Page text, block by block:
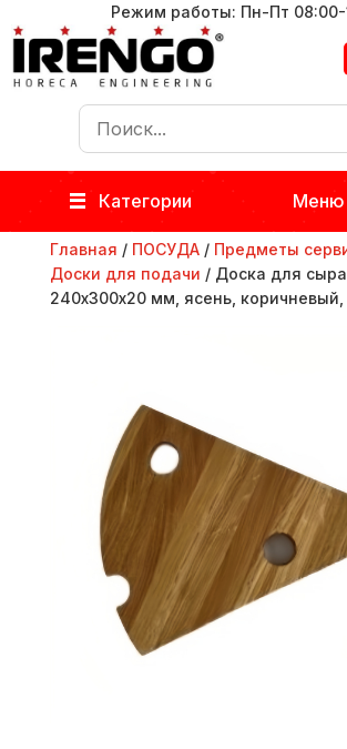
Режим работы: Пн-Пт 08:00-
Категории Меню
Главная / ПОСУДА/ Предметы
Доски для подачи / Доска для сыра,
240х300х20 мм, ясень, коричневый,